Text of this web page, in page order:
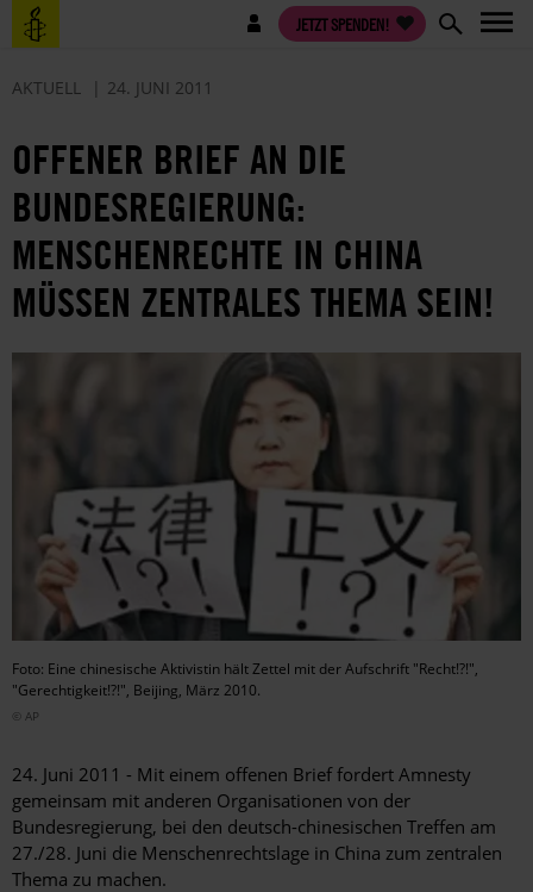
Direkt
zum
Benutzermenü JETZT SPENDEN!
AKTUELL 24. JUNI 2011
OFFENER BRIEF AN DIE
BUNDESREGIERUNG:
MENSCHENRECHTE IN CHINA
MÜSSEN ZENTRALES THEMA SEIN!
Foto: Eine chinesische Aktivistin hält Zettel mit der Aufschrift "Recht!?!",
"Gerechtigkeit!?!", Beijing, März 2010.
© AP
24. Juni 2011 - Mit einem offenen Brief fordert Amnesty
gemeinsam mit anderen Organisationen von der
Bundesregierung, bei den deutsch-chinesischen Treffen am
27./28. Juni die Menschenrechtslage in China zum zentralen
Thema zu machen.